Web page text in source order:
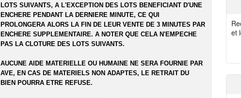
LOTS SUIVANTS, A L'EXCEPTION DES LOTS BENEFICIANT D'UNE
ENCHERE PENDANT LA DERNIERE MINUTE, CE QUI
PROLONGERA ALORS LA FIN DE LEUR VENTE DE 3 MINUTES PAR
ENCHERE SUPPLEMENTAIRE. A NOTER QUE CELA N'EMPECHE
PAS LA CLOTURE DES LOTS SUIVANTS.
AUCUNE AIDE MATERIELLE OU HUMAINE NE SERA FOURNIE PAR
AVE, EN CAS DE MATERIELS NON ADAPTES, LE RETRAIT DU
BIEN POURRA ETRE REFUSE.
et